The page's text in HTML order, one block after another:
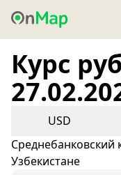
Курс
USD
Среднебанковский
Узбекистане